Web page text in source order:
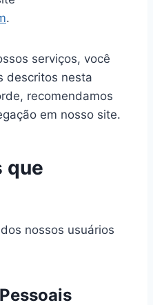
.
serviços, você
descritos nesta
recomendamos
em nosso site.
que
nossos usuários